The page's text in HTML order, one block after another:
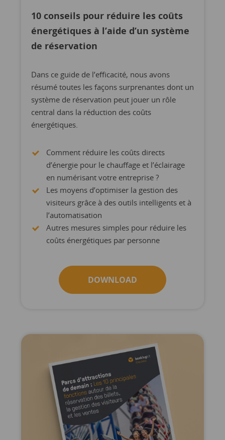
10 conseils pour réduire les coûts
énergétiques à l’aide d’un système
de réservation
Dans ce guide de l’efficacité, nous avons
résumé toutes les façons surprenantes dont un
système de réservation peut jouer un rôle
central dans la réduction des coûts
énergétiques.
Comment réduire les coûts directs
d’énergie pour le chauffage et l’éclairage
en numérisant votre entreprise ?
Les moyens d’optimiser la gestion des
visiteurs grâce à des outils intelligents et à
l’automatisation
Autres mesures simples pour réduire les
coûts énergétiques par personne
DOWNLOAD